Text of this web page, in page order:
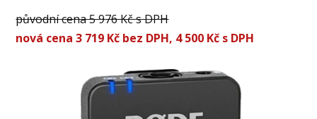
původní cena 5 976 Kč s DPH
nová cena 3 719 Kč bez DPH, 4 500 Kč s DPH